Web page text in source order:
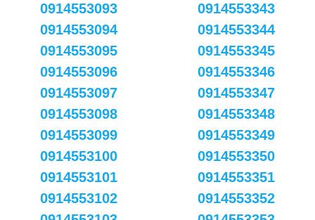
0914553093
0914553094
0914553095
0914553096
0914553097
0914553098
0914553099
0914553100
0914553101
0914553102
0914553343
0914553344
0914553345
0914553346
0914553347
0914553348
0914553349
0914553350
0914553351
0914553352